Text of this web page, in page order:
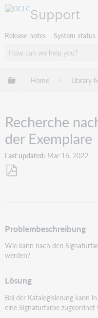
Support
Release notes System status
Expand/collapse
Home Library
Recherche
der Exemplare
Last updated Mar 16, 2022
Problembeschreibung
Wie kann nach den
werden?
Lösung
Bei der Katalogisierung kann
eine Signaturfarbe zugeordnet